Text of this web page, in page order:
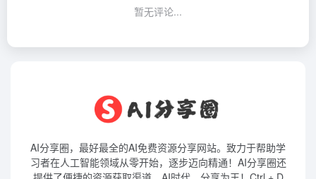
暂无评论...
AI分享圈，最好最全的AI免费资源分享网站。致力于帮助学
习者在人工智能领域从零开始，逐步迈向精通！AI分享圈还